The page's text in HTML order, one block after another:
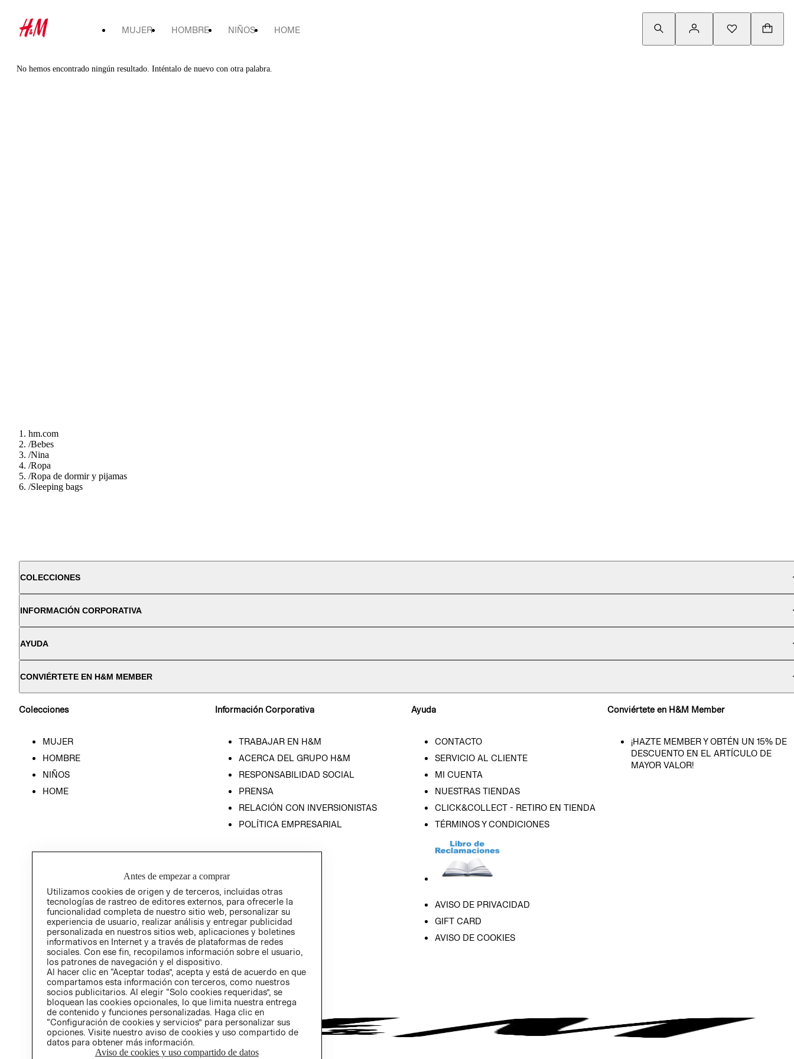
MUJER HOMBRE NIÑOS HOME
No hemos encontrado ningún resultado. Inténtalo de nuevo con otra palabra.
hm.com
/Bebes
/Nina
/Ropa
/Ropa de dormir y pijamas
/Sleeping bags
COLECCIONES
INFORMACIÓN CORPORATIVA
AYUDA
CONVIÉRTETE EN H&M MEMBER
Colecciones
MUJER
HOMBRE
NIÑOS
HOME
Información Corporativa
TRABAJAR EN H&M
ACERCA DEL GRUPO H&M
RESPONSABILIDAD SOCIAL
PRENSA
RELACIÓN CON INVERSIONISTAS
POLÍTICA EMPRESARIAL
Ayuda
CONTACTO
SERVICIO AL CLIENTE
MI CUENTA
NUESTRAS TIENDAS
CLICK&COLLECT - RETIRO EN TIENDA
TÉRMINOS Y CONDICIONES
AVISO DE PRIVACIDAD
GIFT CARD
AVISO DE COOKIES
Conviértete en H&M Member
¡HAZTE MEMBER Y OBTÉN UN 15% DE
DESCUENTO EN EL ARTÍCULO DE
MAYOR VALOR!
Antes de empezar a comprar
Utilizamos cookies de origen y de terceros, incluidas otras
tecnologías de rastreo de editores externos, para ofrecerle la
funcionalidad completa de nuestro sitio web, personalizar su
experiencia de usuario, realizar análisis y entregar publicidad
personalizada en nuestros sitios web, aplicaciones y boletines
informativos en Internet y a través de plataformas de redes
sociales. Con ese fin, recopilamos información sobre el usuario,
los patrones de navegación y el dispositivo.
Al hacer clic en “Aceptar todas”, acepta y está de acuerdo en que
compartamos esta información con terceros, como nuestros
socios publicitarios. Al elegir “Solo cookies requeridas”, se
bloquean las cookies opcionales, lo que limita nuestra entrega
de contenido y funciones personalizadas. Haga clic en
“Configuración de cookies y servicios” para personalizar sus
opciones. Visite nuestro aviso de cookies y uso compartido de
datos para obtener más información.
Aviso de cookies y uso compartido de datos